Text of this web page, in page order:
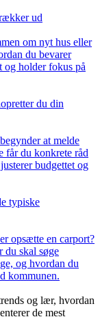
ud
om nyt hus eller
du bevarer
og holder fokus på
du din
at melde
får du konkrete råd
budgettet og
typiske
opsætte en carport?
du skal søge
og hvordan du
kommunen.
og lær, hvordan
de mest